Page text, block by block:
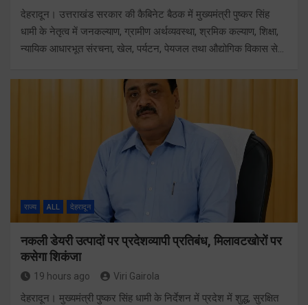
देहरादून। उत्तराखंड सरकार की कैबिनेट बैठक में मुख्यमंत्री पुष्कर सिंह
धामी के नेतृत्व में जनकल्याण, ग्रामीण अर्थव्यवस्था, श्रमिक कल्याण, शिक्षा,
न्यायिक आधारभूत संरचना, खेल, पर्यटन, पेयजल तथा औद्योगिक विकास से…
राज्य ALL देहरादून
नकली डेयरी उत्पादों पर प्रदेशव्यापी प्रतिबंध, मिलावटखोरों पर
कसेगा शिकंजा
19 hours ago Viri Gairola
देहरादून। मुख्यमंत्री पुष्कर सिंह धामी के निर्देशन में प्रदेश में शुद्ध, सुरक्षित